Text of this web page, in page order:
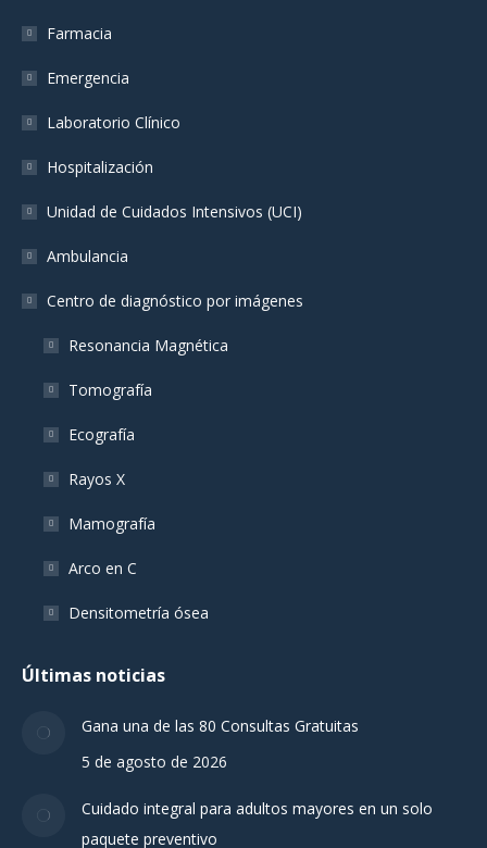
new
window
new
window
new
window
Farmacia
Emergencia
Laboratorio Clínico
Hospitalización
Unidad de Cuidados Intensivos (UCI)
Ambulancia
Centro de diagnóstico por imágenes
Resonancia Magnética
Tomografía
Ecografía
Rayos X
Mamografía
Arco en C
Densitometría ósea
Últimas noticias
Gana una de las 80 Consultas Gratuitas
5 de agosto de 2026
Cuidado integral para adultos mayores en un solo
paquete preventivo